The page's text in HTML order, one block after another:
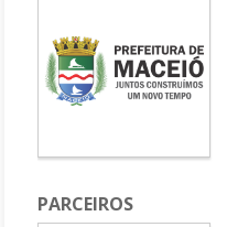
PARCEIROS